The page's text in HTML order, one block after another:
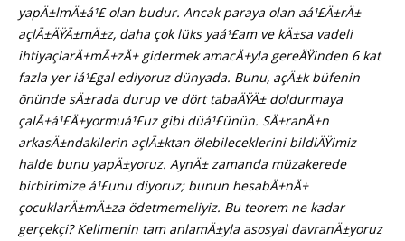
yapÄ±lmÄ±á¹£ olan budur. Ancak paraya olan aá¹£Ä±rÄ±
açlÄ±ÄŸÄ±mÄ±z, daha çok lüks yaá¹£am ve kÄ±sa vadeli
ihtiyaçlarÄ±mÄ±zÄ± gidermek amacÄ±yla gereÄŸinden 6 kat
fazla yer iá¹£gal ediyoruz dünyada. Bunu, açÄ±k büfenin
önünde sÄ±rada durup ve dört tabaÄŸÄ± doldurmaya
çalÄ±á¹£Ä±yormuá¹£uz gibi düá¹£ünün. SÄ±ranÄ±n
arkasÄ±ndakilerin açlÄ±ktan ölebileceklerini bildiÄŸimiz
halde bunu yapÄ±yoruz. AynÄ± zamanda müzakerede
birbirimize á¹£unu diyoruz; bunun hesabÄ±nÄ±
çocuklarÄ±mÄ±za ödetmemeliyiz. Bu teorem ne kadar
gerçekçi? Kelimenin tam anlamÄ±yla asosyal davranÄ±yoruz